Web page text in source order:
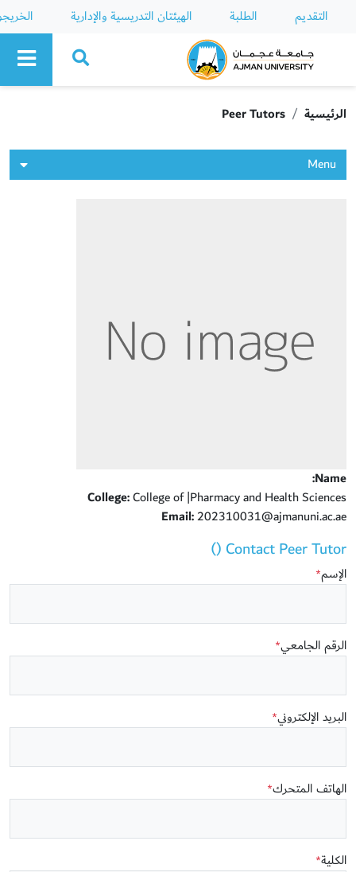
التقديم الطلبة الهيئتان التدريسية والإدارية
Ajman University
الرئيسية Peer Tutors
Menu
Name:
College:College of |Pharmacy and Health Sciences
Email:202310031@ajmanuni.ac.ae
Contact Peer Tutor ()
الإسم*
الرقم الجامعي*
البريد الإلكتروني*
الهاتف المتحرك*
الكلية*